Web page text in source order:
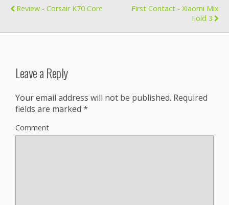
Review - Corsair K70 Core
First Contact - Xiaomi Mix
Fold 3
Leave a Reply
Your email address will not be published. Required
fields are marked *
Comment